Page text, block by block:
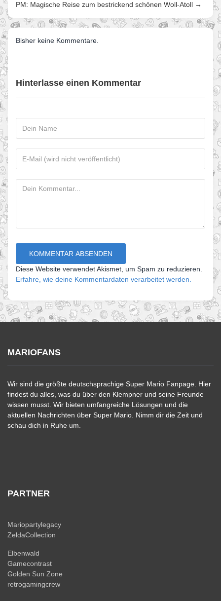
PM: Magische Reise zum bestrickend schönen Woll-Atoll →
Bisher keine Kommentare.
Hinterlasse einen Kommentar
Diese Website verwendet Akismet, um Spam zu reduzieren.
Erfahre, wie deine Kommentardaten verarbeitet werden.
MARIOFANS
Wir sind die größte deutschsprachige Super Mario Fanpage. Hier
findest du alles, was du über den Klempner und seine Freunde
wissen musst. Wir bieten umfangreiche Lösungen und die
aktuellen Nachrichten über Super Mario. Nimm dir die Zeit und
schau dich in Ruhe um.
PARTNER
Mariopartylegacy
ZeldaCollection
Elbenwald
Gamecontrast
Golden Sun Zone
retrogamingcrew